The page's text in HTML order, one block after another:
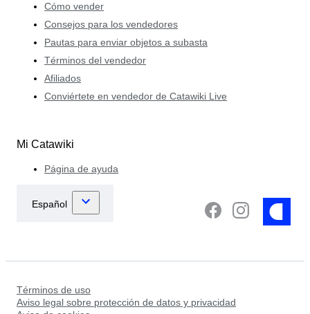
Cómo vender
Consejos para los vendedores
Pautas para enviar objetos a subasta
Términos del vendedor
Afiliados
Conviértete en vendedor de Catawiki Live
Mi Catawiki
Página de ayuda
Términos de uso
Aviso legal sobre protección de datos y privacidad